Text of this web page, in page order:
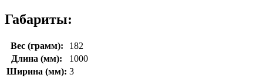
Габариты:
Вес (грамм):
182
Длина (мм):
1000
Ширина (мм): 3